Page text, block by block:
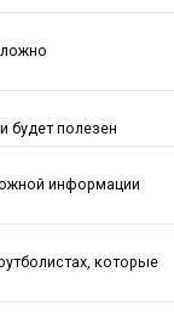
будет полезен
информации
которые